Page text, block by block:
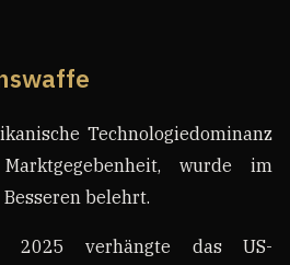
Technologiedominanz
wurde im
belehrt.
2025 verhängte das US-